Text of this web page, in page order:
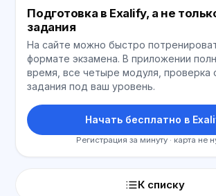
Подготовка в Exalify, а не
задания
На сайте можно быстро
формате экзамена. В приложении
время, все четыре модуля, проверка
задания под ваш уровень.
Начать бесплатно в
Регистрация за минуту · карта не
К списку